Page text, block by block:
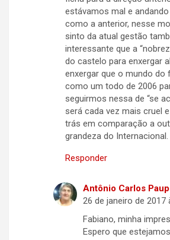
estávamos mal e andando
como a anterior, nesse
sinto da atual gestão
interessante que a
do castelo para enxergar
enxergar que o mundo do
como um todo de 2006
seguirmos nessa de “se
será cada vez mais cruel
trás em comparação a
grandeza do Internacional.
Responder
Antônio Carlos
26 de janeiro de 2017
Fabiano, minha
Espero que